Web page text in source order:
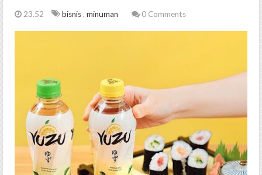
23.52 bisnis, minuman 0 Comments